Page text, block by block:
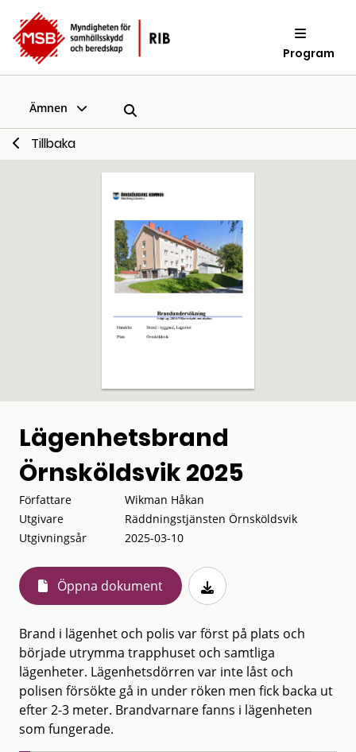
Program
Ämnen
Tillbaka
Lägenhetsbrand
Örnsköldsvik 2025
Författare
Wikman Håkan
Utgivare
Räddningstjänsten Örnsköldsvik
Utgivningsår
2025-03-10
Öppna dokument
Brand i lägenhet och polis var först på plats och
började utrymma trapphuset och samtliga
lägenheter. Lägenhetsdörren var inte låst och
polisen försökte gå in under röken men fick backa ut
efter 2-3 meter. Brandvarnare fanns i lägenheten
som fungerade.